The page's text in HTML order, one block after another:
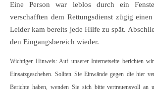
Eine Person war leblos durch ein
verschafften dem Rettungsdienst zügig
Leider kam bereits jede Hilfe zu spät.
den Eingangsbereich wieder.
Wichtiger Hinweis: Auf unserer Internetseite berichten
Einsatzgeschehen. Sollten Sie Einwände gegen die hier
Berichte haben, wenden Sie sich bitte vertrauensvoll an